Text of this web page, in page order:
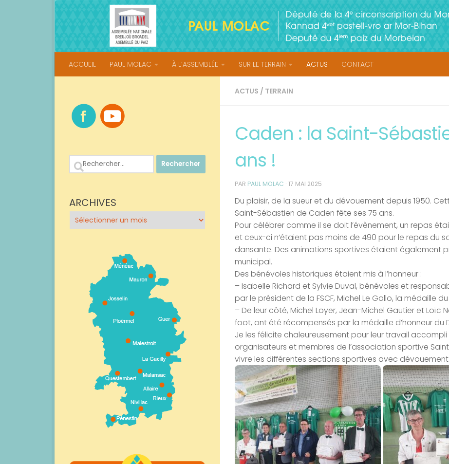
Skip to content
ACCUEIL PAUL MOLAC À L’ASSEMBLÉE SUR LE TERRAIN ACTUS CONTACT
ACTUS / TERRAIN
Caden : la Saint-
ans !
PAR PAUL MOLAC · 17 MAI 2025
Du plaisir, de la sueur et du dévouement depuis 1950.
Saint-Sébastien de Caden fête ses 75 ans.
Pour célébrer comme il se doit l’évènement, un repas
et ceux-ci n’étaient pas moins de 490 pour le repas du
dansante. Des animations sportives étaient également
municipal.
Des bénévoles historiques étaient mis à l’honneur :
– Isabelle Richard et Sylvie Duval, bénévoles et
par le président de la FSCF, Michel Le Gallo, la médaille
– De leur côté, Michel Loyer, Jean-Michel Gautier et Loïc
foot, ont été récompensés par la médaille d’honneur du
Je les félicite chaleureusement pour leur travail accompli
organisateurs et membres de l’association sportive
vivre les différentes sections sportives avec
Rechercher :
ARCHIVES
Archives